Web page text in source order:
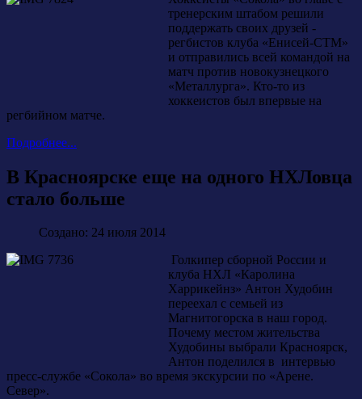
тренерским штабом решили
поддержать своих друзей -
регбистов клуба «Енисей-СТМ»
и отправились всей командой на
матч против новокузнецкого
«Металлурга». Кто-то из
хоккеистов был впервые на
регбийном матче.
Подробнее...
В Красноярске еще на одного НХЛовца
стало больше
Создано: 24 июля 2014
Голкипер сборной России и
клуба НХЛ «Каролина
Харрикейнз» Антон Худобин
переехал с семьей из
Магнитогорска в наш город.
Почему местом жительства
Худобины выбрали Красноярск,
Антон поделился в интервью
пресс-службе «Сокола» во время экскурсии по «Арене.
Север».